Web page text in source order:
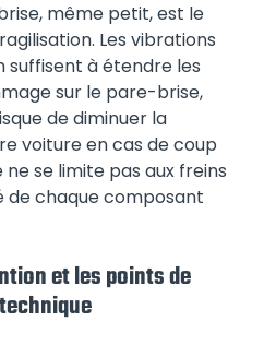
même petit, est le
Les vibrations
suffisent à étendre les
sur le pare-brise,
de diminuer la
voiture en cas de coup
se limite pas aux freins
de chaque composant
et les points de